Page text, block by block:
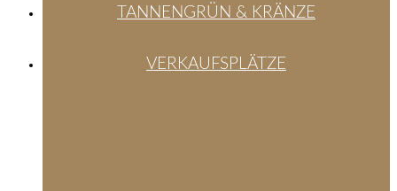
TANNENGRÜN & KRÄNZE
VERKAUFSPLÄTZE